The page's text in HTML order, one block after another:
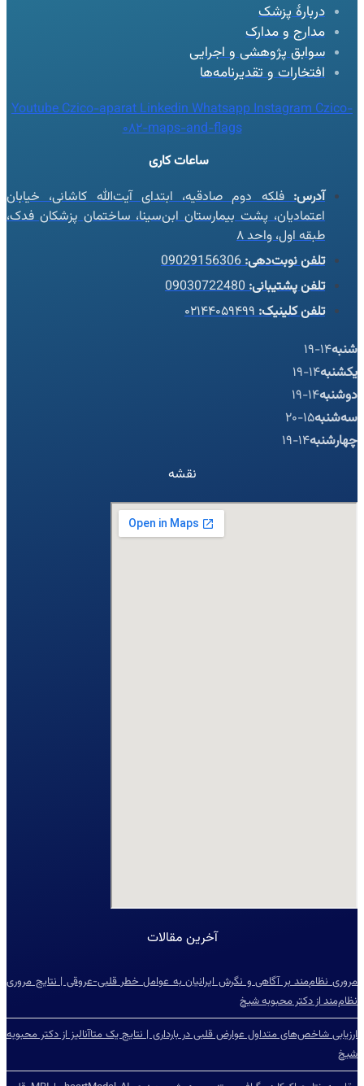
دربارهٔ پزشک
مدارج و مدارک
سوابق پژوهشی و اجرایی
افتخارات و تقدیرنامه‌ها
YoutubeCzico-aparatLinkedinWhatsappInstagramCzico-
082-maps-and-flags
ساعات کاری
آدرس:فلکه دوم صادقیه، ابتدای آیت‌الله کاشانی، خیابان
اعتمادیان، پشت بیمارستان ابن‌سینا، ساختمان پزشکان فدک،
طبقه اول، واحد ۸
تلفن نوبت‌دهی:09029156306
تلفن پشتیبانی:09030722480
تلفن کلینیک:۰۲۱۴۴۰۵۹۴۹۹
شنبه14-19
یکشنبه14-19
دوشنبه14-19
سه‌شنبه15-20
چهارشنبه14-19
نقشه
آخرین مقالات
مروری نظام‌مند بر آگاهی و نگرش ایرانیان به عوامل خطر قلبی-عروقی | نتایج مروری
نظام‌مند از دکتر محبوبه شیخ
ارزیابی شاخص‌‌های متداول عوارض قلبی در بارداری | نتایج یک متاآنالیز از دکتر محبوبه
شیخ